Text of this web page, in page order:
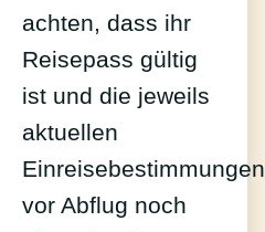
achten, dass ihr
Reisepass gültig
ist und die jeweils
aktuellen
Einreisebestimmungen
vor Abflug noch